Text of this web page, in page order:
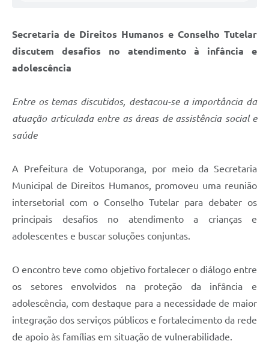
Telefones Úteis
Emprega
Contato
Secretaria de Direitos Humanos e Conselho Tutelar
discutem desafios no atendimento à infância e
adolescência
Entre os temas discutidos, destacou-se a importância da
atuação articulada entre as áreas de assistência social e
saúde
A Prefeitura de Votuporanga, por meio da Secretaria
Municipal de Direitos Humanos, promoveu uma reunião
intersetorial com o Conselho Tutelar para debater os
principais desafios no atendimento a crianças e
adolescentes e buscar soluções conjuntas.
O encontro teve como objetivo fortalecer o diálogo entre
os setores envolvidos na proteção da infância e
adolescência, com destaque para a necessidade de maior
integração dos serviços públicos e fortalecimento da rede
de apoio às famílias em situação de vulnerabilidade.